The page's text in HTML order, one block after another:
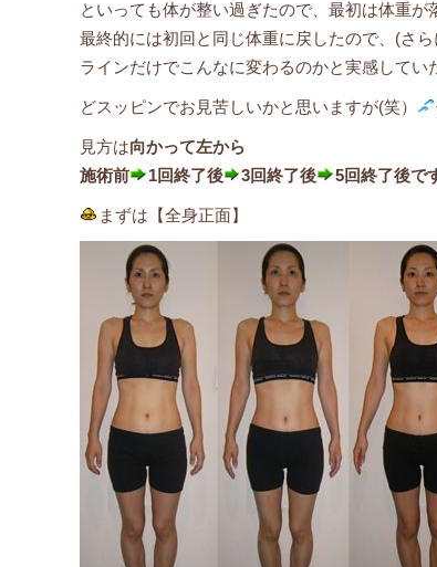
といっても体が整い過ぎたので、最初は体重が
最終的には初回と同じ体重に戻したので、(さら
ラインだけでこんなに変わるのかと実感してい
どスッピンでお見苦しいかと思いますが(笑）
見方は向かって左から
施術前
1回終了後 3回終了後 5回終了後で
まずは【全身正面】